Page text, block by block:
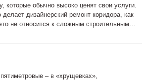
которые обычно высоко ценят свои услуги.
дизайнерский ремонт коридора, как
не относится к сложным строительным…
– в «хрущевках»,